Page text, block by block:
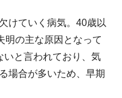
けていく病気。40歳以
明の主な原因となって
いと言われており、気
場合が多いため、早期